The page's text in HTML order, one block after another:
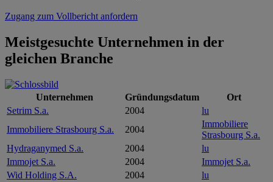
Zugang zum Vollbericht anfordern
Meistgesuchte Unternehmen in der
gleichen Branche
Unternehmen Gründungsdatum
Ort
Setrim S.a.
2004
lu
Immobiliere Strasbourg S.a.
2004
Immobiliere
Strasbourg S.a.
Hydraganymed S.a.
2004
lu
Immojet S.a.
2004
Immojet S.a.
Wid Holding S.A.
2004
lu